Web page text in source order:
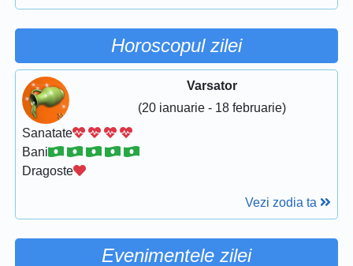
Horoscopul zilei
Varsator
(20 ianuarie - 18 februarie)
Sanatate
Bani
Dragoste
Vezi zodia ta
Evenimentele zilei